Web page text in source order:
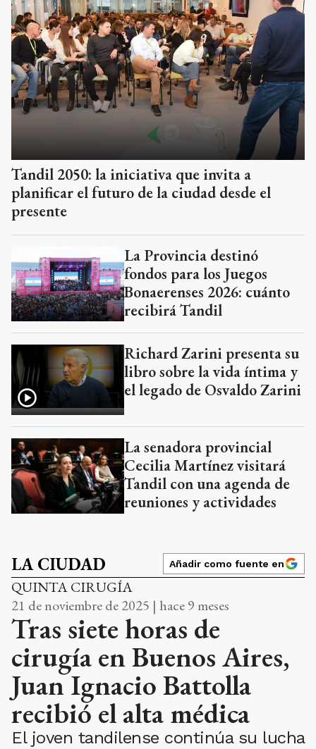
Tandil 2050: la iniciativa que invita a
planificar el futuro de la ciudad desde el
presente
La Provincia destinó
fondos para los Juegos
Bonaerenses 2026: cuánto
recibirá Tandil
Richard Zarini presenta su
libro sobre la vida íntima y
el legado de Osvaldo Zarini
La senadora provincial
Cecilia Martínez visitará
Tandil con una agenda de
reuniones y actividades
LA CIUDAD Añadir como fuente en
QUINTA CIRUGÍA
21 de noviembre de 2025 | hace 9 meses
Tras siete horas de
cirugía en Buenos Aires,
Juan Ignacio Battolla
recibió el alta médica
El joven tandilense continúa su lucha